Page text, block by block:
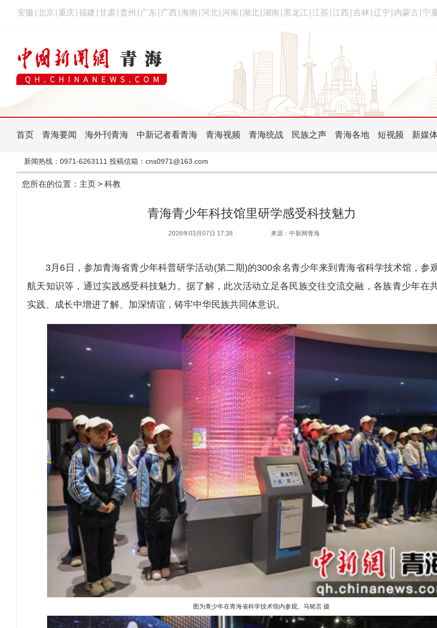
安徽 北京 重庆 福建 甘肃 贵州 广东 广西 海南 河北 河南 湖北 湖南 黑龙江 江苏 江西 吉林 辽宁 内蒙古 宁夏
首页 青海要闻 海外刊青海 中新记者看青海 青海视频 青海统战 民族之声 青海各地 短视频 新媒
新闻热线：0971-6263111 投稿信箱：cns0971@163.com
您所在的位置： 主页 > 科教
青海青少年科技馆里研学感受科技魅力
2026年03月07日 17:38 来源：中新网青海
3月6日，参加青海省青少年科普研学活动(第二期)的300余名青少年来到青海省科学技术馆，参
航天知识等，通过实践感受科技魅力。据了解，此次活动立足各民族交往交流交融，各族青少年在共
实践、成长中增进了解、加深情谊，铸牢中华民族共同体意识。
图为青少年在青海省科学技术馆内参观。马铭言 摄